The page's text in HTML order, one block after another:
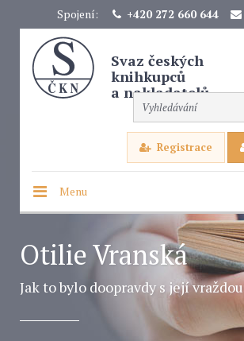
Spojení: +420 272 660 644
Svaz českých
knihkupců
a nakladatelů
Registrace
Menu
Otilie Vranská
Jak to bylo doopravdy s její vraždou